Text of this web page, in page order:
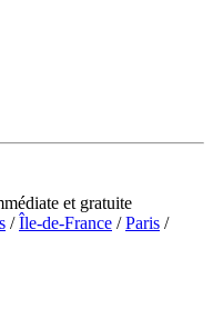
et gratuite
/Île-de-France /Paris /